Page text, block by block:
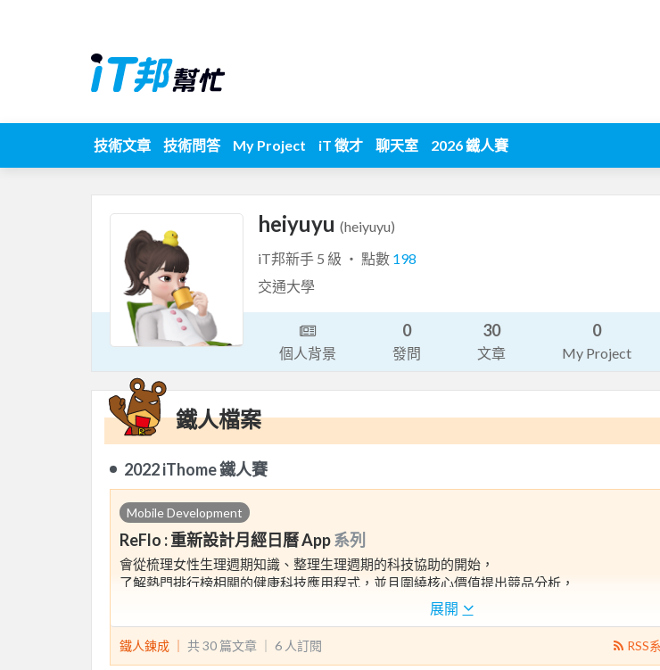
技術文章 技術問答 My Project iT 徵才 聊天室 2026 鐵人賽
heiyuyu (heiyuyu)
iT邦新手 5 級 ‧ 點數 198
交通大學
個人背景
0
發問
30
文章
0
My Project
鐵人檔案
2022 iThome 鐵人賽
Mobile Development
ReFlo : 重新設計月經日曆 App系列
會從梳理女性生理週期知識、整理生理週期的科技協助的開始，
了解熱門排行榜相關的健康科技應用程式，並且圍繞核心價值提出競品分析，
閱讀學術研究中荷爾蒙生理週期追蹤議題，並分享相關的教育與網路行動。
展開
鐵人鍊成 ｜ 共 30 篇文章 ｜ 6 人訂閱 RSS